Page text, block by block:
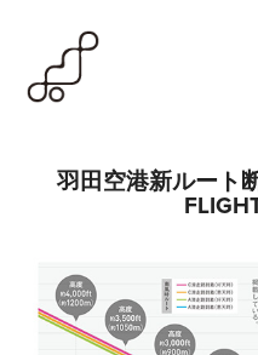
羽田空港新ルート